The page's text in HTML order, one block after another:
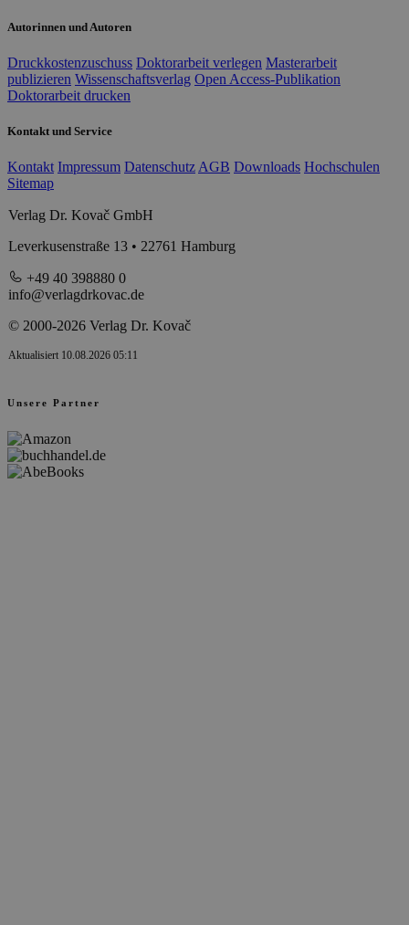
Autorinnen und Autoren
Druckkostenzuschuss Doktorarbeit verlegen Masterarbeit
publizieren Wissenschaftsverlag Open Access-Publikation
Doktorarbeit drucken
Kontakt und Service
Kontakt Impressum Datenschutz AGB Downloads Hochschulen
Sitemap
Verlag Dr. Kovač GmbH
Leverkusenstraße 13 • 22761 Hamburg
+49 40 398880 0
info@verlagdrkovac.de
© 2000-2026 Verlag Dr. Kovač
Aktualisiert 10.08.2026 05:11
Unsere Partner